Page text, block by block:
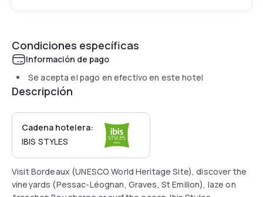
Condiciones específicas
Información de pago
Se acepta el pago en efectivo en este hotel
Descripción
Cadena hotelera:
IBIS STYLES
Visit Bordeaux (UNESCO World Heritage Site), discover the
vineyards (Pessac-Léognan, Graves, St Emilion), laze on